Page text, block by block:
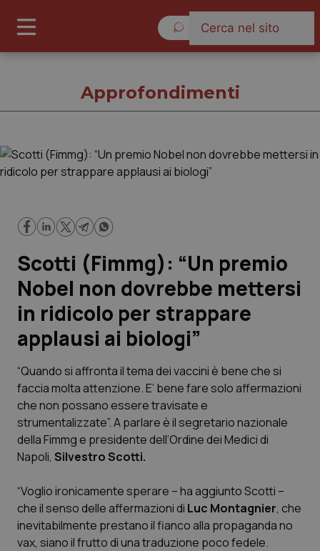
Governo e Parlamento
Regioni e Asl
Lavoro e Professioni
Scienza e Farmaci
Studi e Analisi
Lettere al direttore
Edizioni Regionali
QS Pro
Professionisti Sanitari.AI
Approfondimenti
Scotti (Fimmg): “Un premio
Nobel non dovrebbe mettersi
in ridicolo per strappare
applausi ai biologi”
“Quando si affronta il tema dei vaccini è bene che si
faccia molta attenzione. E’ bene fare solo affermazioni
che non possano essere travisate e
strumentalizzate”. A parlare è il segretario nazionale
della Fimmg e presidente dell’Ordine dei Medici di
Napoli, Silvestro Scotti.
“Voglio ironicamente sperare – ha aggiunto Scotti –
che il senso delle affermazioni di Luc Montagnier, che
inevitabilmente prestano il fianco alla propaganda no
vax, siano il frutto di una traduzione poco fedele.